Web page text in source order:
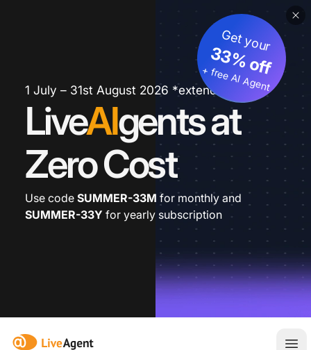
1 July – 31st August 2026 *extended
LiveAIgents at
Zero Cost
Get your
33% off
+ free AI Agent
Use code SUMMER-33M for monthly and
SUMMER-33Y for yearly subscription
:site.title